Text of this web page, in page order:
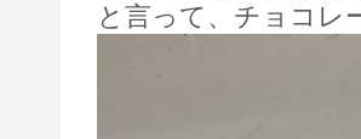
と言って、チョコレ